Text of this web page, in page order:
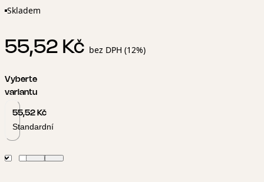
Skladem
55,52 Kč bez DPH (12%)
Vyberte
variantu
55,52 Kč
Standardní